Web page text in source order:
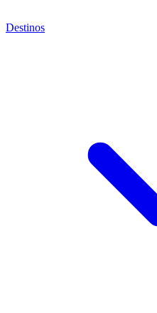
Destinos